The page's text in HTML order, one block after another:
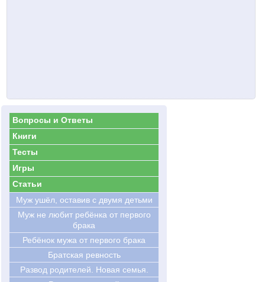
Вопросы и Ответы
Книги
Тесты
Игры
Статьи
Муж ушёл, оставив с двумя детьми
Муж не любит ребёнка от первого
брака
Ребёнок мужа от первого брака
Братская ревность
Развод родителей. Новая семья.